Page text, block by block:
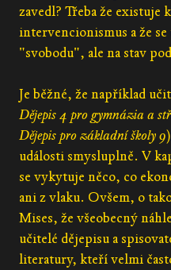
zavedl? Třeba že existuje
intervencionismus a že
"svobodu", ale na stav
Je běžné, že například
Dějepis 4 pro gymnázia a
Dějepis pro základní školy 9
události smysluplně. V
se vykytuje něco, co
ani z vlaku. Ovšem, o
Mises, že všeobecný
učitelé dějepisu a
literatury, kteří velmi